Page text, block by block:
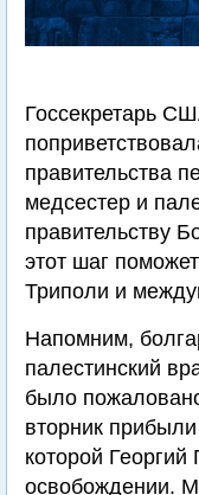
Госсекретарь
правительства
медсестер и
правительству
этот шаг
Триполи и
Напомним,
палестинский
было
вторник
которой
освобождении.